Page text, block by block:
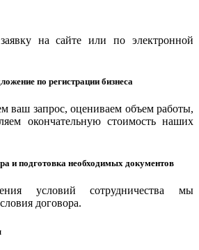
на сайте или по электронной
по регистрации бизнеса
ваш запрос, оцениваем объем работы,
окончательную стоимость наших
и подготовка необходимых документов
условий сотрудничества мы
договора.